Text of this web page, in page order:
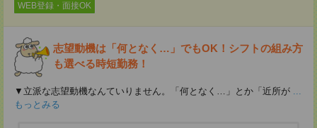
WEB登録・面接OK
志望動機は「何となく…」でもOK！シフトの組み方
も選べる時短勤務！
▼立派な志望動機なんていりません。「何となく…」とか「近所が ...
もっとみる